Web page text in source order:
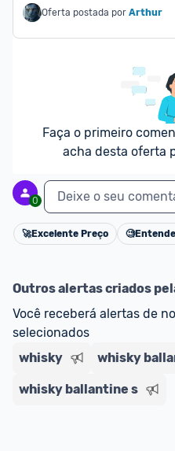
Oferta postada por Arthur
Faça o primeiro
acha desta oferta
0 Deixe o seu
🚀Excelente Preço 🧐
Outros alertas criados
Você receberá alertas de
selecionados
whisky
whisky
whisky ballantine s